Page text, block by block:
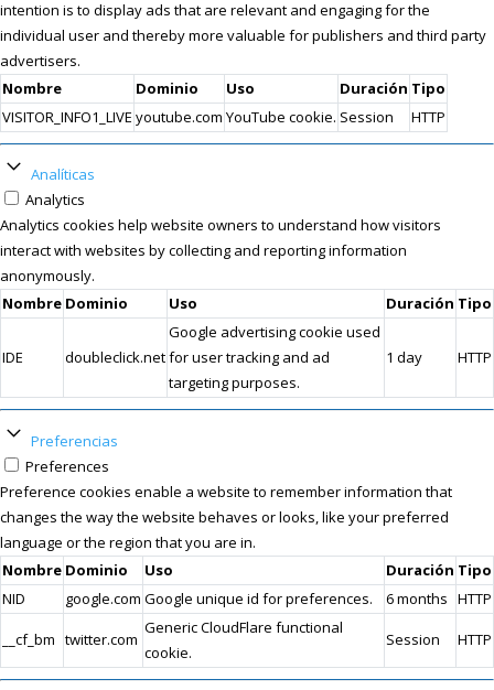
intention is to display ads that are relevant and engaging for the
individual user and thereby more valuable for publishers and third party
advertisers.
Nombre
Dominio Uso Duración Tipo
VISITOR_INFO1_LIVE youtube.com YouTube cookie. Session HTTP
Analíticas
Analytics
Analytics cookies help website owners to understand how visitors
interact with websites by collecting and reporting information
anonymously.
Nombre Dominio Uso Duración Tipo
IDE doubleclick.net
Google advertising cookie used
for user tracking and ad
targeting purposes.
1 day HTTP
Preferencias
Preferences
Preference cookies enable a website to remember information that
changes the way the website behaves or looks, like your preferred
language or the region that you are in.
Nombre Dominio Uso Duración Tipo
NID
google.com Google unique id for preferences. 6 months HTTP
__cf_bm twitter.com
Generic CloudFlare functional
cookie.
Session HTTP